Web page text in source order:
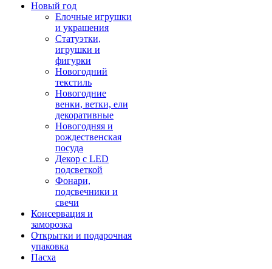
Новый год
Елочные игрушки
и украшения
Статуэтки,
игрушки и
фигурки
Новогодний
текстиль
Новогодние
венки, ветки, ели
декоративные
Новогодняя и
рождественская
посуда
Декор с LED
подсветкой
Фонари,
подсвечники и
свечи
Консервация и
заморозка
Открытки и подарочная
упаковка
Пасха